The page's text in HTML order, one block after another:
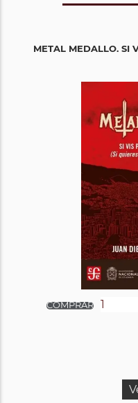
METAL MEDALLO. SI